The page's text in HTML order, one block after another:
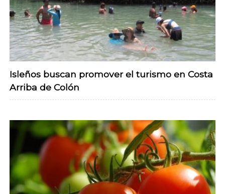
Isleños buscan promover el turismo en Costa
Arriba de Colón